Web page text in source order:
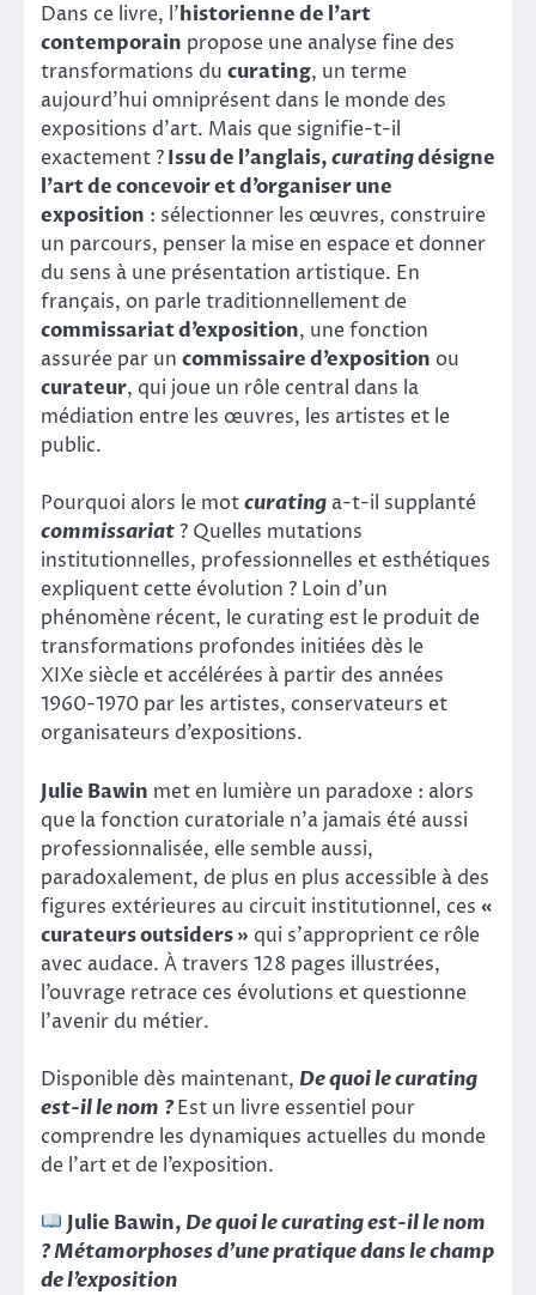
Dans ce livre, l’historienne de l’art
contemporain propose une analyse fine des
transformations du curating, un terme
aujourd’hui omniprésent dans le monde des
expositions d’art. Mais que signifie-t-il
exactement ?Issu de l’anglais,curatingdésigne
l’art de concevoir et d’organiser une
exposition : sélectionner les œuvres, construire
un parcours, penser la mise en espace et donner
du sens à une présentation artistique. En
français, on parle traditionnellement de
commissariat d’exposition, une fonction
assurée par un commissaire d’exposition ou
curateur, qui joue un rôle central dans la
médiation entre les œuvres, les artistes et le
public.
Pourquoi alors le motcurating a-t-il supplanté
commissariat ? Quelles mutations
institutionnelles, professionnelles et esthétiques
expliquent cette évolution ? Loin d’un
phénomène récent, le curating est le produit de
transformations profondes initiées dès le
XIXe siècle et accélérées à partir des années
1960-1970 par les artistes, conservateurs et
organisateurs d’expositions.
Julie Bawin met en lumière un paradoxe : alors
que la fonction curatoriale n’a jamais été aussi
professionnalisée, elle semble aussi,
paradoxalement, de plus en plus accessible à des
figures extérieures au circuit institutionnel, ces «
curateurs outsiders » qui s’approprient ce rôle
avec audace. À travers 128 pages illustrées,
l’ouvrage retrace ces évolutions et questionne
l’avenir du métier.
Disponible dès maintenant, De quoi le curating
est-il le nom ?Est un livre essentiel pour
comprendre les dynamiques actuelles du monde
de l’art et de l’exposition.
Julie Bawin, De quoi le curating est-il le nom
? Métamorphoses d’une pratique dans le champ
de l’exposition